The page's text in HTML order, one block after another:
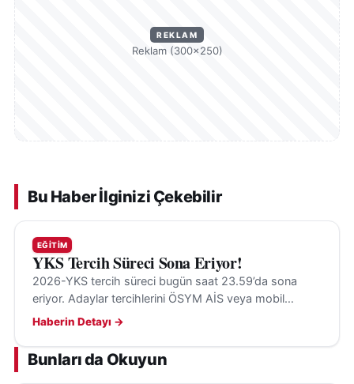
REKLAM
Reklam (300×250)
Bu Haber İlginizi Çekebilir
EĞITIM
YKS Tercih Süreci Sona Eriyor!
2026-YKS tercih süreci bugün saat 23.59’da sona
eriyor. Adaylar tercihlerini ÖSYM AİS veya mobil
uygulama üzerinden tamamlayıp kılavuzu dikkatle
Haberin Detayı →
Bunları da Okuyun